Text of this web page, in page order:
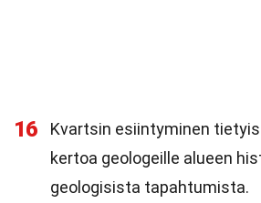
16
Kvartsin esiintyminen
kertoa geologeille alueen
geologisista tapahtumista.